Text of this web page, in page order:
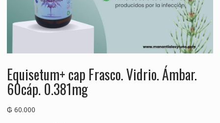
Equisetum+ cap Frasco. Vidrio. Ámbar.
60cáp. 0.381mg
₲ 60.000